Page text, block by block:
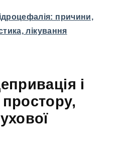
причини,
лікування
і